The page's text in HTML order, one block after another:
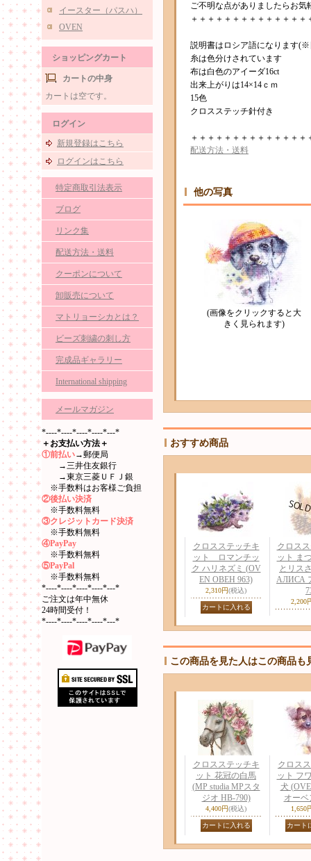
イースター（パスハ）
OVEN
ショッピングカート
カートの中身
カートは空です。
ログイン
新規登録はこちら
ログインはこちら
特定商取引法表示
ブログ
リンク集
配送方法・送料
クーポンについて
卸販売について
マトリョーシカとは？
ビーズ刺繍の刺し方
完成品ギャラリー
International shipping
メールマガジン
*----*----*----*----*---*
＋お支払い方法＋
①前払い→郵便局
→三井住友銀行
→東京三菱ＵＦＪ銀
※手数料はお客様ご負担
②後払い決済
※手数料無料
③クレジットカード決済
※手数料無料
④PayPay
※手数料無料
⑤PayPal
※手数料無料
*----*----*----*----*---*
ご注文は年中無休
24時間受付！
*----*----*----*----*---*
ご不明な点がありましたらお
＋＋＋＋＋＋＋＋＋＋＋＋＋
説明書はロシア語になります
糸は色分けされています
布は白色のアイーダ16ct
出来上がりは14×14ｃｍ
15色
クロスステッチ針付き
＋＋＋＋＋＋＋＋＋＋＋＋＋
配送方法・送料
他の写真
(画像をクリックすると大
きく見られます)
おすすめ商品
クロスステッチキ
ット ロマンチッ
ク ハリネズミ (OV
EN ОВЕН 963)
2,310円(税込)
クロス
ット ま
とリス
АЛИСА
2,200
この商品を見た人はこの商品も
クロスステッチキ
ット 花冠の白馬
(MP studia MPスタ
ジオ HB-790)
4,400円(税込)
クロス
ット フ
犬
オーベ
1,650